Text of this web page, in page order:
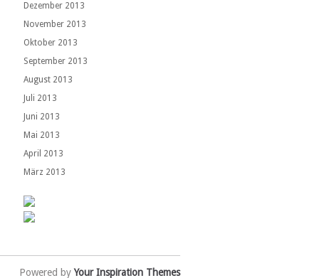
Dezember 2013
November 2013
Oktober 2013
September 2013
August 2013
Juli 2013
Juni 2013
Mai 2013
April 2013
März 2013
Powered byYour Inspiration Themes